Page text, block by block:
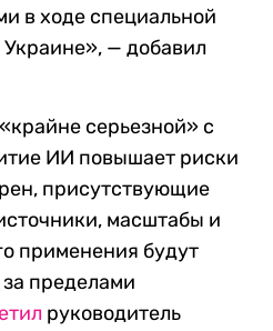
в ходе специальной
— добавил
серьезной» с
ИИ повышает риски
присутствующие
масштабы и
применения будут
пределами
руководитель